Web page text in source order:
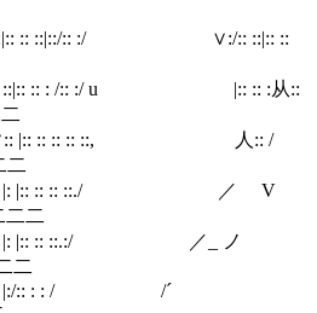
::|::/:: :/ ∨:/:: ::|:: ::
: /:: :/ u |:: :: :从::
:: :: ::, 人:: /
:: ::./ ／ V
二
／_ ノ
: : / /´